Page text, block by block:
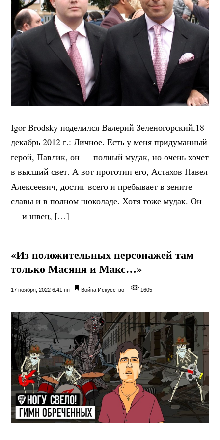
Igor Brodsky поделился Валерий Зеленогорский,18
декабрь 2012 г.: Личное. Есть у меня придуманный
герой, Павлик, он — полный мудак, но очень хочет
в высший свет. А вот прототип его, Астахов Павел
Алексеевич, достиг всего и пребывает в зените
славы и в полном шоколаде. Хотя тоже мудак. Он
— и швец, […]
«Из положительных персонажей там
только Масяня и Макс…»
17 ноября, 2022 6:41 пп Война Искусство 1605